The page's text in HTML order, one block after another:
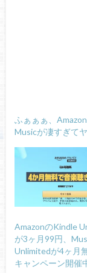
ふぁぁぁ、
Musicが凄すぎて
AmazonのKindle
が3ヶ月99円、
Unlimitedが4ヶ月
キャンペーン開催